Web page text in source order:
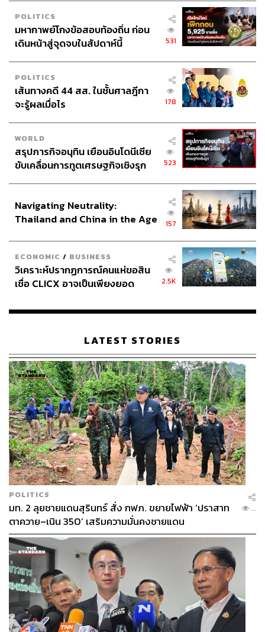
ถ้าองค์กรเหล่านี้ไม่หลับตาข้างเดียวและเกาะเกี่ยวตัวเอง
กับผู้มีอำนาจ ข้อแนะนำอันชาญฉลาดให้ผู้อื่นปฏิบัติก็คง
ทำให้ตนเองจัดการกับอนาคตของตนเองได้ดีขึ้น
ความขันขื่นในวันนี้ที่ไม่ได้ถูกเอ่ยอ้างบนเวทีสัมมนา
สถานการณ์แวดล้อมในประเทศไทยไม่ได้ก่อให้เกิดนิเวศแห่ง
การคิดใหม่และการสร้างสรรค์
หากปณิธานอันแรงกล้าของสมเด็จ
พระพุทธเจ้าหลวงคือการรักษาพระราช
อาณาจักร วิธีรักษาพระราชอาณาจักรที่ดีที่สุด
ก็คือการปรับตัวให้ทันกับความเปลี่ยนแปลง
POLITICS
มหากาพย์โกงข้อสอบท้องถิ่น ก่อน
เดินหน้าสู่จุดจบในสัปดาห์นี้
531
POLITICS
เส้นทางคดี 44 สส. ในชั้นศาลฎีกา
จะรู้ผลเมื่อไร
178
WORLD
สรุปภารกิจอนุทิน เยือนอินโดนีเซีย
ขับเคลื่อนการทูตเศรษฐกิจเชิงรุก
523
Navigating Neutrality:
Thailand and China in the Age
157
ECONOMIC / BUSINESS
วิเคราะห์ปรากฏการณ์คนแห่ขอสิน
เชื่อ CLICX อาจเป็นเพียงยอด
เรือนไทยที่ถูกซุกไว้
2.5K
LATEST STORIES
POLITICS
มท. 2 ลุยชายแดนสุรินทร์ สั่ง กฟภ. ขยายไฟฟ้า ‘ปราสาท
ตาควาย–เนิน 350’ เสริมความมั่นคงชายแดน
...